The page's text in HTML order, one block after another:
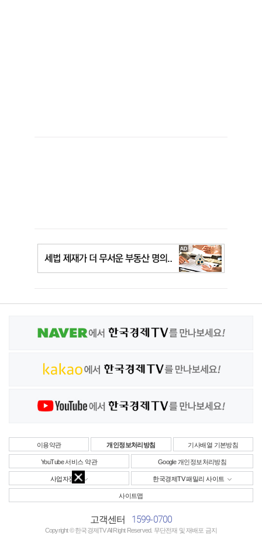
이용약관 개인정보처리방침 기사배열 기본방침
YouTube 서비스 약관 Google 개인정보처리방침
사업자정보 한국경제TV 패밀리 사이트
사이트맵
고객센터 1599-0700
Copyright © 한국경제TV All Right Reserved. 무단전재 및 재배포 금지